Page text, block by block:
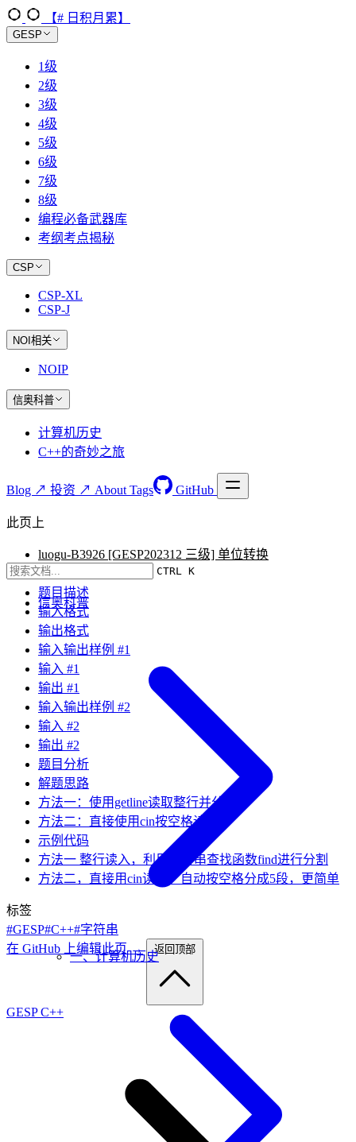
【# 日积月累】
GESP
1级
2级
3级
4级
5级
6级
7级
8级
编程必备武器库
考纲考点揭秘
CSP
CSP-XL
CSP-J
NOI相关
NOIP
信奥科普
计算机历史
C++的奇妙之旅
Blog ↗ 投资 ↗ About Tags GitHub
CTRL K
信奥科普
一、计算机历史
此页上
luogu-B3926 [GESP202312 三级] 单位转换
题目要求
题目描述
输入格式
输出格式
输入输出样例 #1
输入 #1
输出 #1
输入输出样例 #2
输入 #2
输出 #2
题目分析
解题思路
方法一：使用getline读取整行并分割
方法二：直接使用cin按空格读取
示例代码
方法一 整行读入，利用字符串查找函数find进行分割
方法二，直接用cin读取，自动按空格分成5段，更简单
标签
#GESP#C++#字符串
在 GitHub 上编辑此页 →
返回顶部
GESP C++